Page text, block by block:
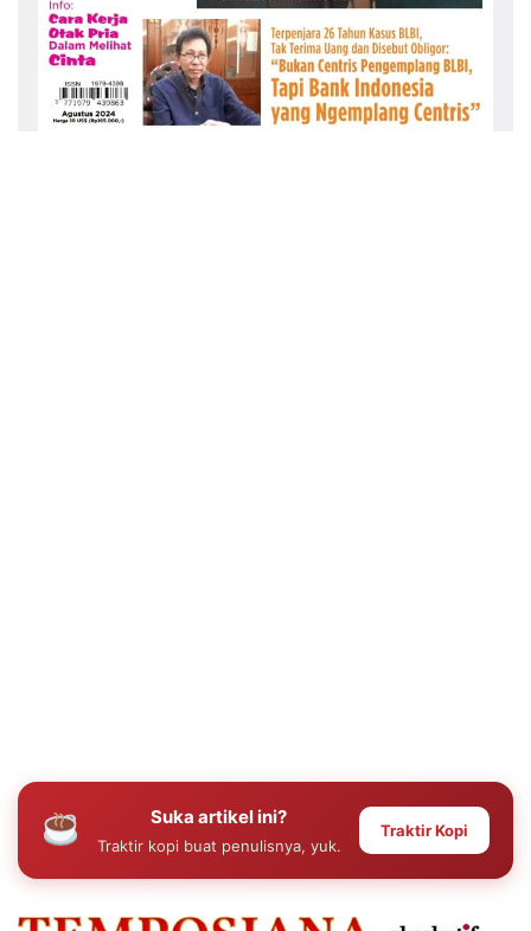
Suka artikel ini?
Traktir kopi buat penulisnya, yuk.
Traktir Kopi